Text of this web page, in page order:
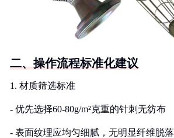
二、操作流程标准化建议
1. 材质筛选标准
- 优先选择60-80g/m²克重的针刺无纺布
- 表面纹理应均匀细腻，无明显纤维脱落